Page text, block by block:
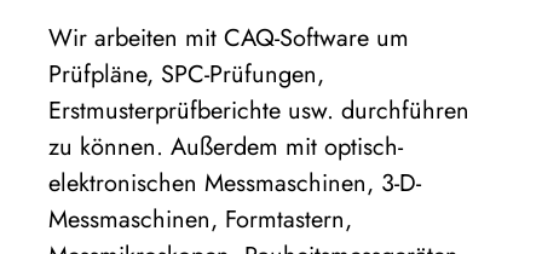
Wir arbeiten mit CAQ-Software um
Prüfpläne, SPC-Prüfungen,
Erstmusterprüfberichte usw. durchführen
zu können. Außerdem mit optisch-
elektronischen Messmaschinen, 3-D-
Messmaschinen, Formtastern,